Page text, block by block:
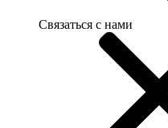
Связаться с нами